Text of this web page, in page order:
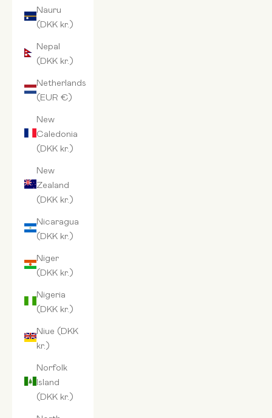
Nauru
(DKK kr.)
Nepal
(DKK kr.)
Netherlands
(EUR €)
New
Caledonia
(DKK kr.)
New
Zealand
(DKK kr.)
Nicaragua
(DKK kr.)
Niger
(DKK kr.)
Nigeria
(DKK kr.)
Niue (DKK
kr.)
Norfolk
Island
(DKK kr.)